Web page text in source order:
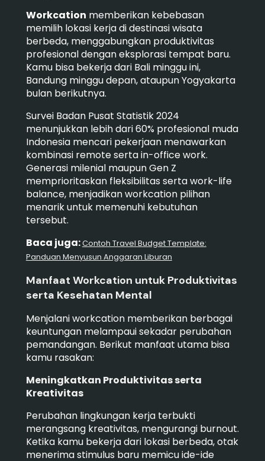
Workcation memberikan kebebasan
memilih lokasi kerja di destinasi wisata
berbeda, menggabungkan produktivitas
profesional dengan eksplorasi tempat baru.
Kamu bisa bekerja dari Bali minggu ini,
Bandung minggu depan, ataupun Yogyakarta
bulan berikutnya.
Survei Badan Pusat Statistik 2024
menunjukkan lebih dari 60% profesional muda
Indonesia mencari pekerjaan menawarkan
kombinasi remote serta in-office work.
Generasi milenial maupun Gen Z
memprioritaskan fleksibilitas serta work-life
balance, menjadikan workcation pilihan
menarik untuk memenuhi kebutuhan
tersebut.
Baca juga:Contoh Travel Budget Template:
Panduan Menyusun Anggaran Liburan
Manfaat Workcation untuk Produktivitas
serta Kesehatan Mental
Menjalani workcation memberikan berbagai
keuntungan melampaui sekadar perubahan
pemandangan. Berikut manfaat utama bisa
kamu rasakan:
Meningkatkan Produktivitas serta
Kreativitas
Perubahan lingkungan kerja terbukti
merangsang kreativitas, mengurangi burnout.
Ketika kamu bekerja dari lokasi berbeda, otak
menerima stimulus baru memicu ide-ide